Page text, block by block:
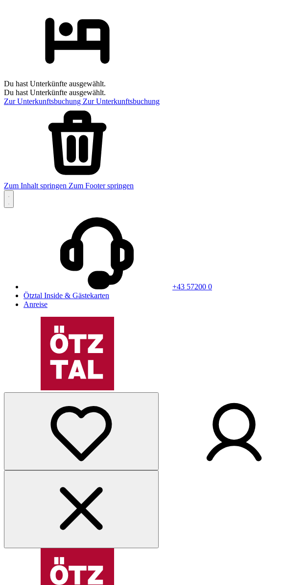
Du hast Unterkünfte ausgewählt.
Du hast Unterkünfte ausgewählt.
Zur Unterkunftsbuchung Zur Unterkunftsbuchung
Zum Inhalt springen Zum Footer springen
+43 57200 0
Ötztal Inside & Gästekarten
Anreise